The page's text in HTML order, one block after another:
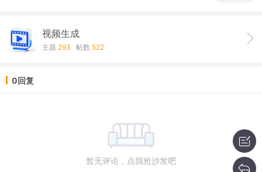
视频生成
主题 293 帖数 522
0回复
暂无评论，点我抢沙发吧